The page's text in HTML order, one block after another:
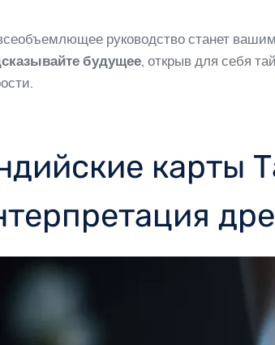
руководство станет
будущее, открыв для себя
карты